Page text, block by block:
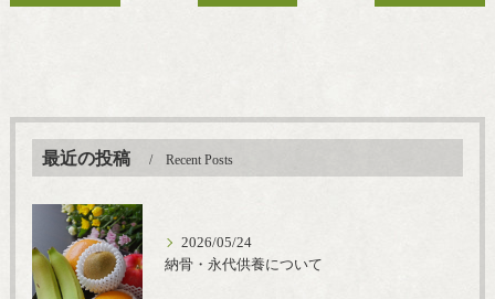
最近の投稿 Recent Posts
2026/05/24
納骨・永代供養について